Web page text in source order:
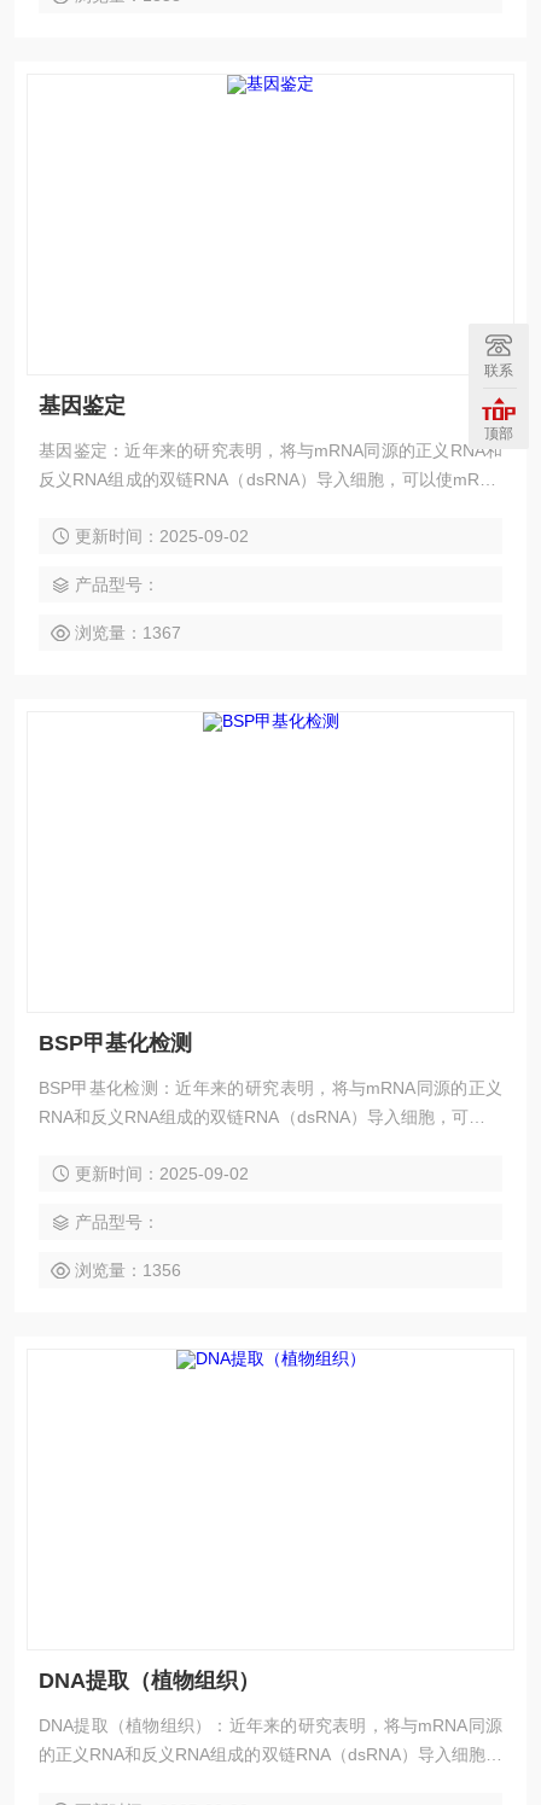
基因鉴定
基因鉴定：近年来的研究表明，将与mRNA同源的正义RNA和
反义RNA组成的双链RNA（dsRNA）导入细胞，可以使mRNA
基因沉默机制（Post-transcriptional gene silencing, PTGS）
更新时间：2025-09-02
产品型号：
浏览量：1367
BSP甲基化检测
BSP甲基化检测：近年来的研究表明，将与mRNA同源的正义
RNA和反义RNA组成的双链RNA（dsRNA）导入细胞，可以使
转录后基因沉默机制（Post-transcriptional gene silencing, PT
更新时间：2025-09-02
产品型号：
浏览量：1356
DNA提取（植物组织）
DNA提取（植物组织）：近年来的研究表明，将与mRNA同源
的正义RNA和反义RNA组成的双链RNA（dsRNA）导入细胞，
联系
顶部